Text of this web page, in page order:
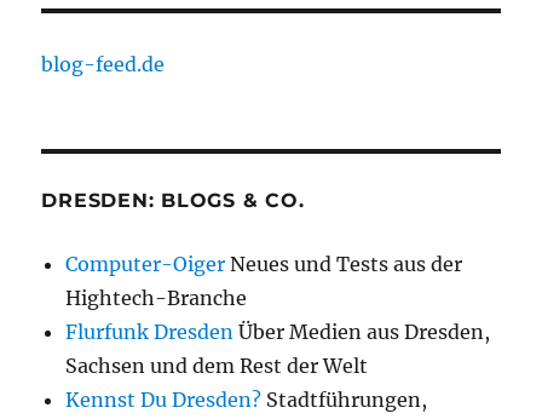
blog-feed.de
DRESDEN: BLOGS & CO.
Computer-Oiger Neues und Tests aus der
Hightech-Branche
Flurfunk Dresden Über Medien aus Dresden,
Sachsen und dem Rest der Welt
Kennst Du Dresden? Stadtführungen,